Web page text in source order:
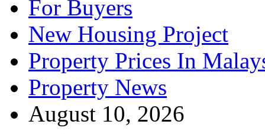
For Buyers
New Housing Project
Property Prices In
Property News
August 10, 2026